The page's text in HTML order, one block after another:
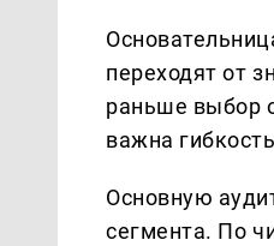
переходят от
раньше выбор
важна
Основную
сегмента. По